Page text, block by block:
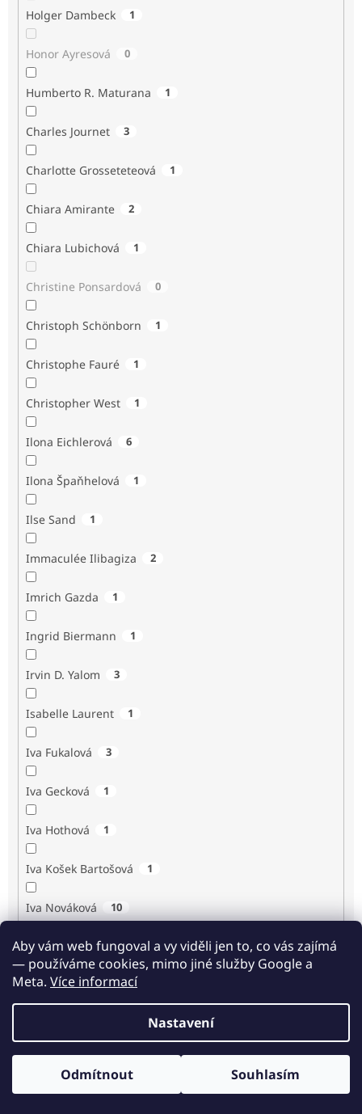
Aby vám web fungoval a vy viděli jen to, co vás zajímá
— používáme cookies, mimo jiné služby Google a
Meta. Více informací
Nastavení
Odmítnout Souhlasím
Holger Dambeck 1
Honor Ayresová 0
Humberto R. Maturana 1
Charles Journet 3
Charlotte Grosseteteová 1
Chiara Amirante 2
Chiara Lubichová 1
Christine Ponsardová 0
Christoph Schönborn 1
Christophe Fauré 1
Christopher West 1
Ilona Eichlerová 6
Ilona Špaňhelová 1
Ilse Sand 1
Immaculée Ilibagiza 2
Imrich Gazda 1
Ingrid Biermann 1
Irvin D. Yalom 3
Isabelle Laurent 1
Iva Fukalová 3
Iva Gecková 1
Iva Hothová 1
Iva Košek Bartošová 1
Iva Nováková 10
Iva Procházková 1
Ivan Renč 1
Odběr novinek